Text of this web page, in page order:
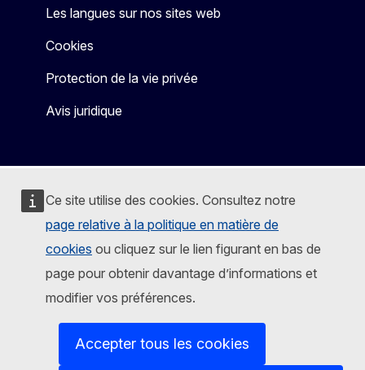
Ce site utilise des cookies. Consultez notre
page relative à la politique en matière de
cookies ou cliquez sur le lien figurant en bas de
page pour obtenir davantage d’informations et
modifier vos préférences.
Accepter tous les cookies
Les langues sur nos sites web
Cookies
Protection de la vie privée
Avis juridique